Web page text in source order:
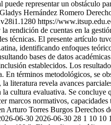
representar un obstáculo
Gladys Hernández Romero
https://
de cuentas en la
técnicas. El presente artículo
identificando enfoques
bases de datos
establecidos. Los
términos metodológicos, se
literatura revela avances
cultura evaluativa. Se
marcos normativos,
Arturo Torres Burgos Derechos
06-30 2026-06-30 28 1 10 10